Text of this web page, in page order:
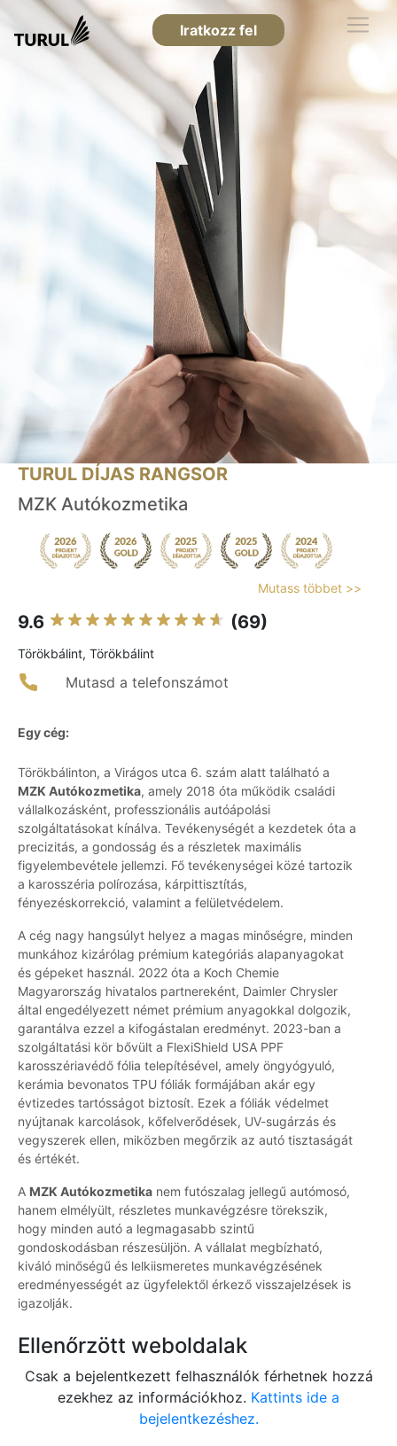
Iratkozz fel
TURUL DÍJAS RANGSOR
MZK Autókozmetika
Mutass többet >>
9.6 (69)
Törökbálint, Törökbálint
Mutasd a telefonszámot
Egy cég:
Törökbálinton, a Virágos utca 6. szám alatt található a
MZK Autókozmetika, amely 2018 óta működik családi
vállalkozásként, professzionális autóápolási
szolgáltatásokat kínálva. Tevékenységét a kezdetek óta a
precizitás, a gondosság és a részletek maximális
figyelembevétele jellemzi. Fő tevékenységei közé tartozik
a karosszéria polírozása, kárpittisztítás,
fényezéskorrekció, valamint a felületvédelem.
A cég nagy hangsúlyt helyez a magas minőségre, minden
munkához kizárólag prémium kategóriás alapanyagokat
és gépeket használ. 2022 óta a Koch Chemie
Magyarország hivatalos partnereként, Daimler Chrysler
által engedélyezett német prémium anyagokkal dolgozik,
garantálva ezzel a kifogástalan eredményt. 2023-ban a
szolgáltatási kör bővült a FlexiShield USA PPF
karosszériavédő fólia telepítésével, amely öngyógyuló,
kerámia bevonatos TPU fóliák formájában akár egy
évtizedes tartósságot biztosít. Ezek a fóliák védelmet
nyújtanak karcolások, kőfelverődések, UV-sugárzás és
vegyszerek ellen, miközben megőrzik az autó tisztaságát
és értékét.
A MZK Autókozmetika nem futószalag jellegű autómosó,
hanem elmélyült, részletes munkavégzésre törekszik,
hogy minden autó a legmagasabb szintű
gondoskodásban részesüljön. A vállalat megbízható,
kiváló minőségű és lelkiismeretes munkavégzésének
eredményességét az ügyfelektől érkező visszajelzések is
igazolják.
Ellenőrzött weboldalak
Csak a bejelentkezett felhasználók férhetnek hozzá
ezekhez az információkhoz. Kattints ide a
bejelentkezéshez.